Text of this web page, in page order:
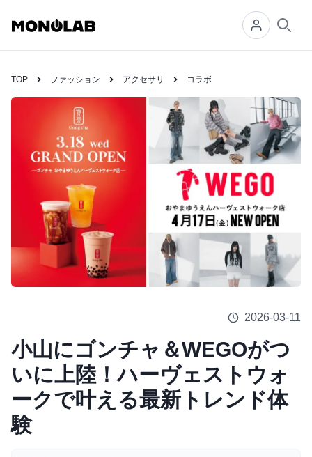
TOP ファッション アクセサリ コラボ
2026-03-11
小山にゴンチャ＆WEGOがつ
いに上陸！ハーヴェストウォ
ークで叶える最新トレンド体
験